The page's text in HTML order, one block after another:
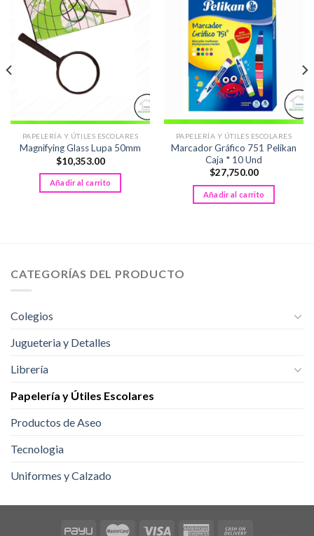
PAPELERÍA Y ÚTILES ESCOLARES
Magnifying Glass Lupa 50mm
$10,353.00
Añadir al carrito
PAPELERÍA Y ÚTILES ESCOLARES
Marcador Gráfico 751 Pelikan
Caja * 10 Und
$27,750.00
Añadir al carrito
CATEGORÍAS DEL PRODUCTO
Colegios
Jugueteria y Detalles
Librería
Papelería y Útiles Escolares
Productos de Aseo
Tecnologia
Uniformes y Calzado